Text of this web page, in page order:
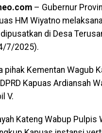
– Gubernur
HM Wiyatno
di Desa
7/2025).
pihak Kementan Wagub
Kapuas Ardiansah
V.
Kateng Wabup